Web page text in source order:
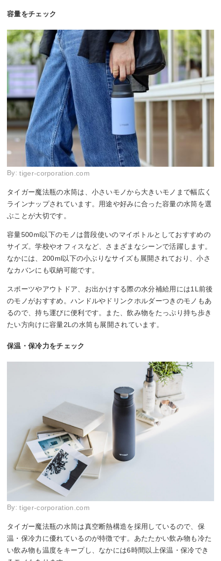
容量をチェック
By:tiger-corporation.com
タイガー魔法瓶の水筒は、小さいモノから大きいモノまで幅広く
ラインナップされています。用途や好みに合った容量の水筒を選
ぶことが大切です。
容量500ml以下のモノは普段使いのマイボトルとしておすすめの
サイズ。学校やオフィスなど、さまざまなシーンで活躍します。
なかには、200ml以下の小ぶりなサイズも展開されており、小さ
なカバンにも収納可能です。
スポーツやアウトドア、お出かけする際の水分補給用には1L前後
のモノがおすすめ。ハンドルやドリンクホルダーつきのモノもあ
るので、持ち運びに便利です。また、飲み物をたっぷり持ち歩き
たい方向けに容量2Lの水筒も展開されています。
保温・保冷力をチェック
By:tiger-corporation.com
タイガー魔法瓶の水筒は真空断熱構造を採用しているので、保
温・保冷力に優れているのが特徴です。あたたかい飲み物も冷た
い飲み物も温度をキープし、なかには6時間以上保温・保冷でき